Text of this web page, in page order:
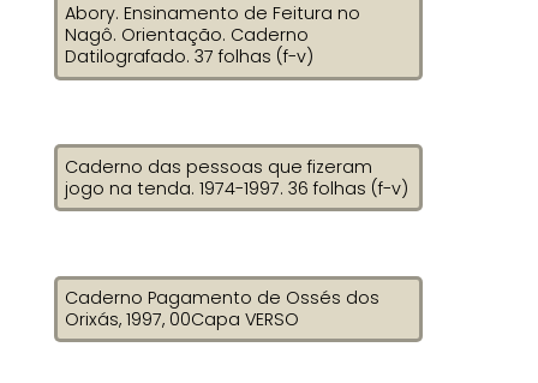
Abory. Ensinamento de Feitura no
Nagô. Orientação. Caderno
Datilografado. 37 folhas (f-v)
Caderno das pessoas que fizeram
jogo na tenda. 1974-1997. 36 folhas (f-v)
Caderno Pagamento de Ossés dos
Orixás, 1997, 00Capa VERSO